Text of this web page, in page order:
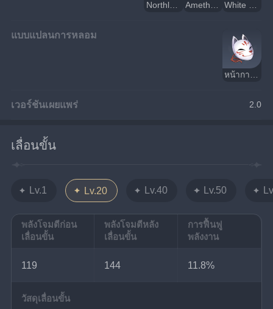
Northlander Catalyst Billet Amethyst Lump White Iron Chunk
แบบแปลนการหลอม
หน้ากากผนึกความทรงจำ
เวอร์ชันเผยแพร่ 2.0
เลื่อนขั้น
Lv.1 Lv.20 Lv.40 Lv.50
พลังโจมตีก่อน
เลื่อนขั้น
พลังโจมตีหลัง
เลื่อนขั้น
การฟื้นฟู
พลังงาน
119 144 11.8%
วัสดุเลื่อนขั้น